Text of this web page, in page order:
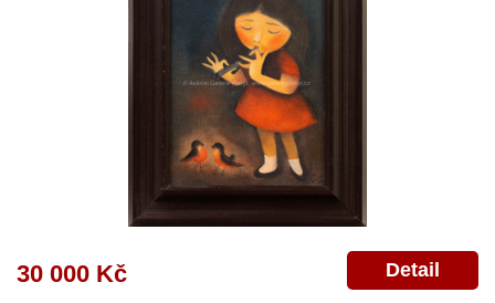
30 000 Kč Detail